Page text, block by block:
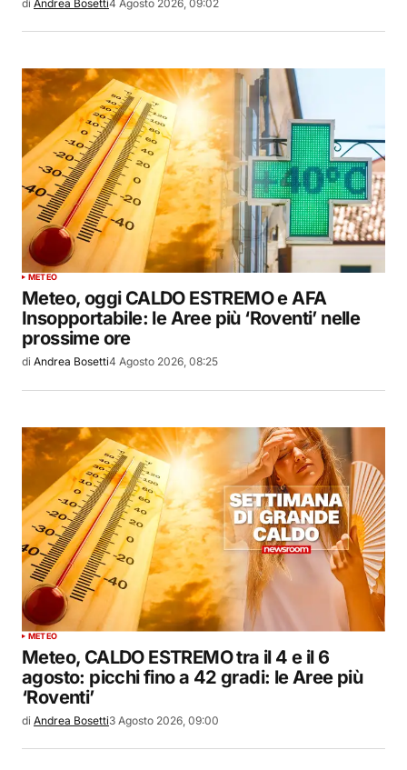
di Andrea Bosetti4 Agosto 2026, 09:02
METEO
Meteo, oggi CALDO ESTREMO e AFA
Insopportabile: le Aree più ‘Roventi’ nelle
prossime ore
di Andrea Bosetti4 Agosto 2026, 08:25
METEO
Meteo, CALDO ESTREMO tra il 4 e il 6
agosto: picchi fino a 42 gradi: le Aree più
‘Roventi’
di Andrea Bosetti3 Agosto 2026, 09:00